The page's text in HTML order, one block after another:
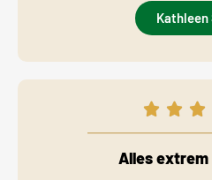
Kathleen
Alles